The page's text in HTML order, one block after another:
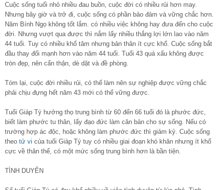
Cuộc sống tuổi nhỏ nhiều đau buồn, cuộc đời có nhiều rủi hơn may.
Nhưng bây giờ và trở đi, cuộc sống có phần bảo đảm và vững chắc hơn.
Năm Bính Ngọ không tốt lắm. có nhiều việc không hay đưa đến cho cuộc
đời. Nhưng vượt qua được thì nắm lấy nhiều thắng lợi lớn lao vào năm
44 tuổi. Tuy có nhiều khổ tâm nhưng bản thân ít cực khổ. Cuộc sống bắt
đầu thay đổi mạnh hơn vào năm 44 tuổi. Tuổi 43 quá xấu không được
tròn đẹp, nên cẩn thận, dè dặt và đề phòng.
Tóm lại, cuộc đời nhiều rủi, có thể làm nên sự nghiệp được vững chắc
phải chịu đựng hết năm 43 mới có thể vững được.
Tuổi Giáp Tý hưởng thọ trung bình từ 60 đến 66 tuổi đó là phước đức,
biết làm phước tu thân, lấy đạo đức làm căn bản cho sự sống. Nếu có
trường hợp ác độc, hoặc không làm phước đức thì giảm kỷ. Cuộc sống
theo tử vi của tuổi Giáp Tý tuy có nhiều giai đoạn khó khăn nhưng ít khổ
cực về thân thể, có một mức sống trung bình hơn là bần tiện.
TÌNH DUYÊN